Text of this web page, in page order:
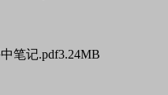
笔记.pdf3.24MB